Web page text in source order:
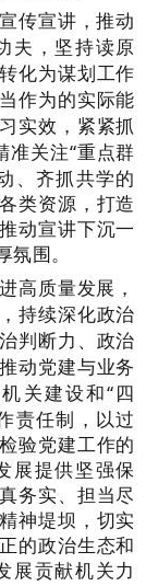
传宣讲，推动
夫，坚持读原
化为谋划工作
作为的实际能
实效，紧紧抓
准关注“重点群
、齐抓共学的
类资源，打造
动宣讲下沉一
围。
高质量发展，
持续深化政治
判断力、政治
动党建与业务
关建设和“四
责任制，以过
验党建工作的
展提供坚强保
务实、担当尽
神堤坝，切实
的政治生态和
展贡献机关力